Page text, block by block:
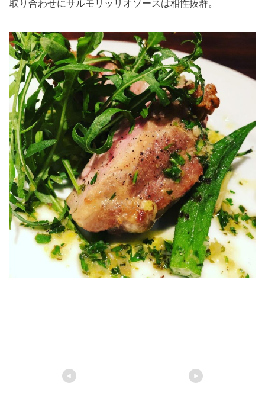
取り合わせにサルモリッリオソースは相性抜群。